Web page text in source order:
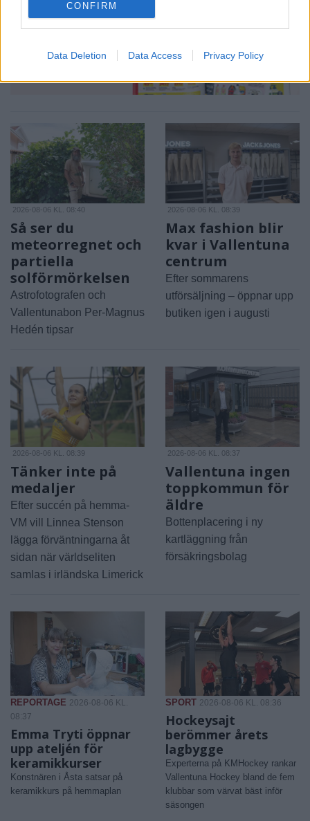
CONFIRM
Data Deletion Data Access Privacy Policy
2026-08-06 KL. 08:40
Så ser du
meteorregnet och
partiella
solförmörkelsen
Astrofotografen och
Vallentunabon Per-Magnus
Hedén tipsar
2026-08-06 KL. 08:39
Max fashion blir
kvar i Vallentuna
centrum
Efter sommarens
utförsäljning – öppnar upp
butiken igen i augusti
2026-08-06 KL. 08:39
Tänker inte på
medaljer
Efter succén på hemma-
VM vill Linnea Stenson
lägga förväntningarna åt
sidan när världseliten
samlas i irländska Limerick
2026-08-06 KL. 08:37
Vallentuna ingen
toppkommun för
äldre
Bottenplacering i ny
kartläggning från
försäkringsbolag
REPORTAGE 2026-08-06 KL.
08:37
Emma Tryti öppnar
upp ateljén för
keramikkurser
Konstnären i Åsta satsar på
keramikkurs på hemmaplan
SPORT 2026-08-06 KL. 08:36
Hockeysajt
berömmer årets
lagbygge
Experterna på KMHockey rankar
Vallentuna Hockey bland de fem
klubbar som värvat bäst inför
säsongen